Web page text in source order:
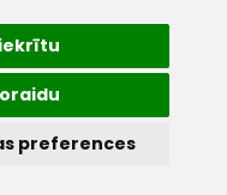
preferences
63 881
info@hards.lv